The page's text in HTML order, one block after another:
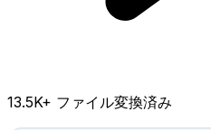
13.5K+ ファイル変換済み